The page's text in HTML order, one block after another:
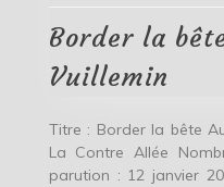
Border la
Vuillemin
Titre : Border la bête
La Contre Allée
parution : 12 janvier